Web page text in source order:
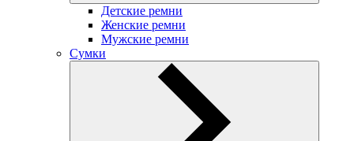
Детские ремни
Женские ремни
Мужские ремни
Сумки